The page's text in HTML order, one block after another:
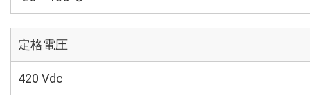
定格電圧
420 Vdc